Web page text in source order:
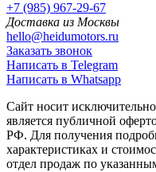
+7 (985) 967-29-67
Доставка из Москвы
hello@heidumotors.ru
Заказать звонок
Написать в Telegram
Написать в Whatsapp
Сайт носит
является публичной
РФ. Для получения
характеристиках и
отдел продаж по